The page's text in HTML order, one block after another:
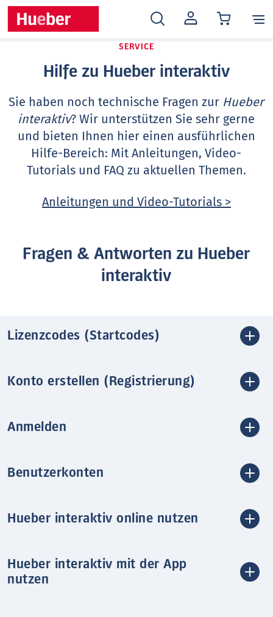
MEIN
KONTO
SERVICE
Hilfe zu Hueber interaktiv
Sie haben noch technische Fragen zur Hueber
interaktiv? Wir unterstützen Sie sehr gerne
und bieten Ihnen hier einen ausführlichen
Hilfe-Bereich: Mit Anleitungen, Video-
Tutorials und FAQ zu aktuellen Themen.
Anleitungen und Video-Tutorials >
Fragen & Antworten zu Hueber
interaktiv
Lizenzcodes (Startcodes)
Konto erstellen (Registrierung)
Anmelden
Benutzerkonten
Hueber interaktiv online nutzen
Hueber interaktiv mit der App
nutzen